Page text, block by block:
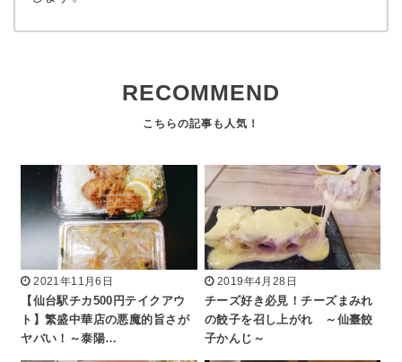
RECOMMEND
2021年11月6日
【仙台駅チカ500円テイクアウ
ト】繁盛中華店の悪魔的旨さが
ヤバい！～泰陽…
2019年4月28日
チーズ好き必見！チーズまみれ
の餃子を召し上がれ ～仙臺餃
子かんじ～